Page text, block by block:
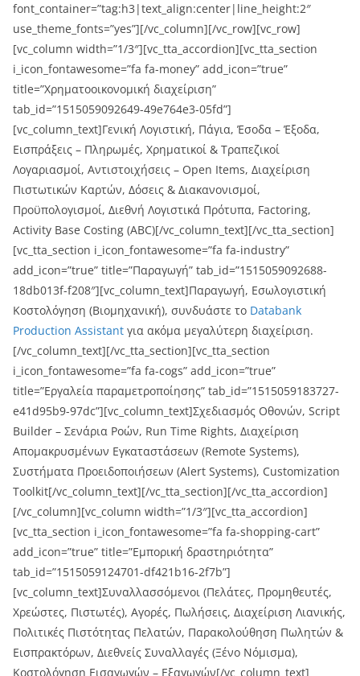
font_container=”tag:h3|text_align:center|line_height:2″
use_theme_fonts=”yes”][/vc_column][/vc_row][vc_row]
[vc_column width=”1/3″][vc_tta_accordion][vc_tta_section
i_icon_fontawesome=”fa fa-money” add_icon=”true”
title=”Χρηματοοικονομική διαχείριση”
tab_id=”1515059092649-49e764e3-05fd”]
[vc_column_text]Γενική Λογιστική, Πάγια, Έσοδα – Έξοδα,
Εισπράξεις – Πληρωμές, Χρηματικοί & Τραπεζικοί
Λογαριασμοί, Αντιστοιχήσεις – Open Items, Διαχείριση
Πιστωτικών Καρτών, Δόσεις & Διακανονισμοί,
Προϋπολογισμοί, Διεθνή Λογιστικά Πρότυπα, Factoring,
Activity Base Costing (ABC)[/vc_column_text][/vc_tta_section]
[vc_tta_section i_icon_fontawesome=”fa fa-industry”
add_icon=”true” title=”Παραγωγή” tab_id=”1515059092688-
18db013f-f208″][vc_column_text]Παραγωγή, Εσωλογιστική
Κοστολόγηση (Βιομηχανική), συνδυάστε το Databank
Production Assistant για ακόμα μεγαλύτερη διαχείριση.
[/vc_column_text][/vc_tta_section][vc_tta_section
i_icon_fontawesome=”fa fa-cogs” add_icon=”true”
title=”Εργαλεία παραμετροποίησης” tab_id=”1515059183727-
e41d95b9-97dc”][vc_column_text]Σχεδιασμός Οθονών, Script
Builder – Σενάρια Ροών, Run Time Rights, Διαχείριση
Απομακρυσμένων Εγκαταστάσεων (Remote Systems),
Συστήματα Προειδοποιήσεων (Alert Systems), Customization
Toolkit[/vc_column_text][/vc_tta_section][/vc_tta_accordion]
[/vc_column][vc_column width=”1/3″][vc_tta_accordion]
[vc_tta_section i_icon_fontawesome=”fa fa-shopping-cart”
add_icon=”true” title=”Εμπορική δραστηριότητα”
tab_id=”1515059124701-df421b16-2f7b”]
[vc_column_text]Συναλλασσόμενοι (Πελάτες, Προμηθευτές,
Χρεώστες, Πιστωτές), Αγορές, Πωλήσεις, Διαχείριση Λιανικής,
Πολιτικές Πιστότητας Πελατών, Παρακολούθηση Πωλητών &
Εισπρακτόρων, Διεθνείς Συναλλαγές (Ξένο Νόμισμα),
Κοστολόγηση Εισαγωγών – Εξαγωγών[/vc_column_text]